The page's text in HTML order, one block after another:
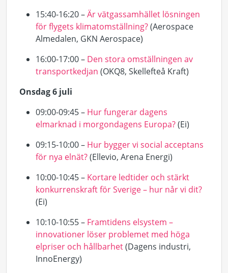
15:40-16:20 –Är vätgassamhället lösningen
för flygets klimatomställning?(Aerospace
Almedalen, GKN Aerospace)
16:00-17:00 – Den stora omställningen av
transportkedjan (OKQ8, Skellefteå Kraft)
Onsdag 6 juli
09:00-09:45 – Hur fungerar dagens
elmarknad i morgondagens Europa?(Ei)
09:15-10:00 – Hur bygger vi social acceptans
för nya elnät?(Ellevio, Arena Energi)
10:00-10:45 – Kortare ledtider och stärkt
konkurrenskraft för Sverige – hur når vi dit?
(Ei)
10:10-10:55 – Framtidens elsystem –
innovationer löser problemet med höga
elpriser och hållbarhet(Dagens industri,
InnoEnergy)